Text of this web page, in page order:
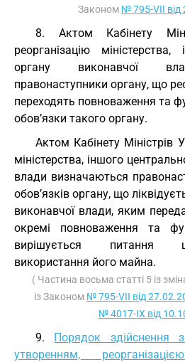
Законом № 795-VII від
8. Актом Кабінету
реорганізацію
органу виконавчої
правонаступники органу, що
переходять повноваження та
обов’язки такого органу.
Актом Кабінету Міністрів
міністерства, іншого
влади визначаються
обов’язків органу, що
виконавчої влади, яким
окремі повноваження та
вирішується питання
використання його майна.
( Частина восьма статті 5 із
із Законом № 795-VII від
№ 4017-IX від
9. Порядок здійснення
утворенням,